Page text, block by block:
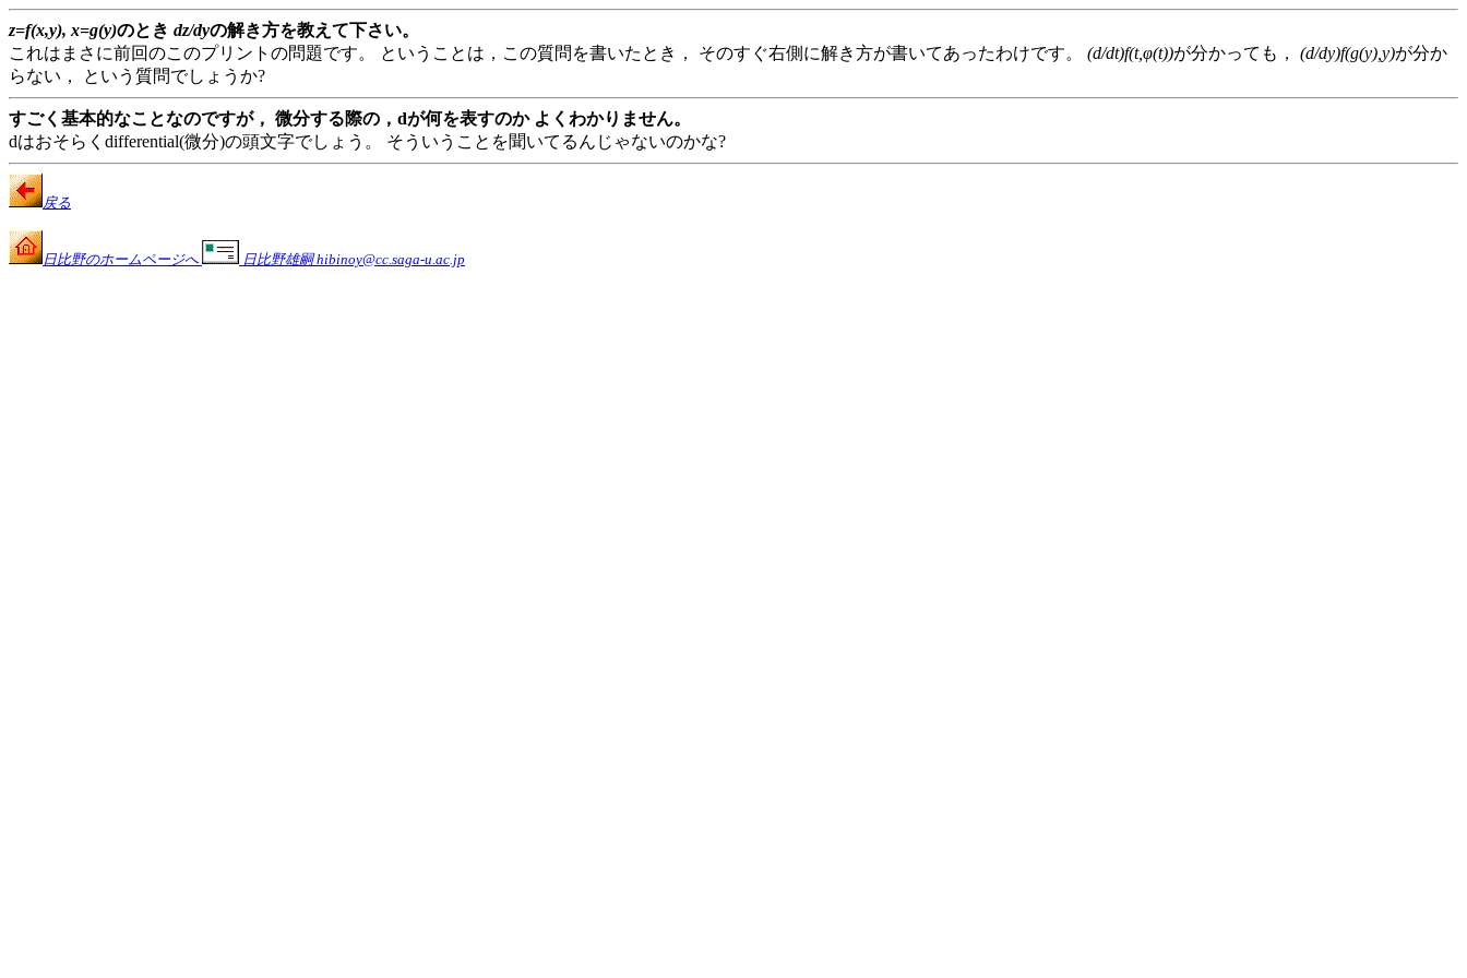
z=f(x,y), x=g(y)のとき dz/dyの解き方を教えて下さい。
これはまさに前回のこのプリントの問題です。 ということは，この質問を書いたとき， そのすぐ右側に解き方が書いてあったわけです。 (d/dt)f(t,φ(t))が分かっても， (d/dy)f(g(y),y)が分か
らない， という質問でしょうか?
すごく基本的なことなのですが， 微分する際の，dが何を表すのか よくわかりません。
dはおそらくdifferential(微分)の頭文字でしょう。 そういうことを聞いてるんじゃないのかな?
戻る
日比野のホームページへ 日比野雄嗣 hibinoy@cc.saga-u.ac.jp